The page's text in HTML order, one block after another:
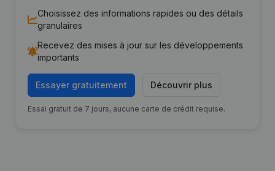
Choisissez des informations rapides ou des détails
granulaires
Recevez des mises à jour sur les développements
importants
Essayer gratuitement Découvrir plus
Essai gratuit de 7 jours, aucune carte de crédit requise.